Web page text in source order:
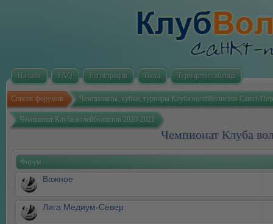
На сайт FAQ Регистрация Вход Турнирная таблица
Список форумов Чемпионаты, кубки, турниры Клуба волейболистов Санкт-
Чемпионат Клуба волейболистов 2020-2021
Чемпионат Клуба
Форум
Важное
Лига Медиум-Север